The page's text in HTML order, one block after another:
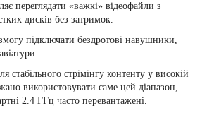
переглядати «важкі» відеофайли з
дисків без затримок.
підключати бездротові навушники,
стабільного стрімінгу контенту у високій
використовувати саме цей діапазон,
2.4 ГГц часто перевантажені.